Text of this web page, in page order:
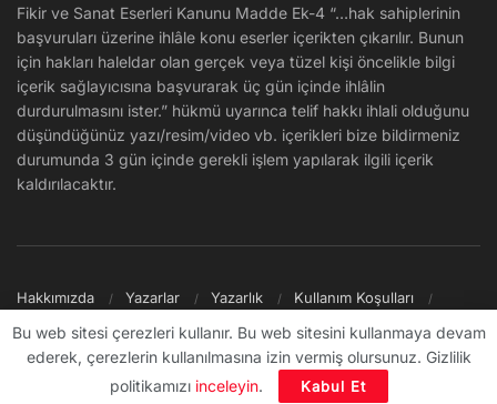
Fikir ve Sanat Eserleri Kanunu Madde Ek-4 “…hak sahiplerinin
başvuruları üzerine ihlâle konu eserler içerikten çıkarılır. Bunun
için hakları haleldar olan gerçek veya tüzel kişi öncelikle bilgi
içerik sağlayıcısına başvurarak üç gün içinde ihlâlin
durdurulmasını ister.” hükmü uyarınca telif hakkı ihlali olduğunu
düşündüğünüz yazı/resim/video vb. içerikleri bize bildirmeniz
durumunda 3 gün içinde gerekli işlem yapılarak ilgili içerik
kaldırılacaktır.
Hakkımızda Yazarlar Yazarlık
Kullanım Koşulları
© 2009 - ∞ Sanal Şantiye
Bu web sitesi çerezleri kullanır. Bu web sitesini kullanmaya devam
ederek, çerezlerin kullanılmasına izin vermiş olursunuz. Gizlilik
politikamızı inceleyin. Kabul Et